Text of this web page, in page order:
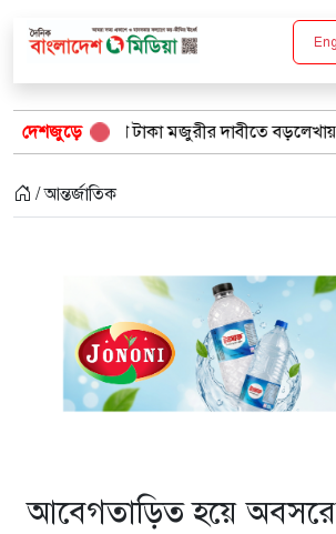
দেশজুড়ে
টাকা মজুরীর দাবীতে বড়লেখায় চা শ্রমিকদের
/ আন্তর্জাতিক
আবেগতাড়িত হয়ে অবসরের